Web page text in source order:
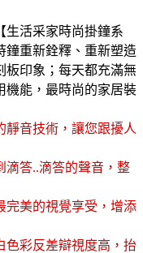
生活采家時尚掛鐘系
鐘重新銓釋、重新塑造
板印象；每天都充滿無
機能，最時尚的家居裝
音技術，讓您跟擾人
答..滴答的聲音，整
美的視覺享受，增添
彩反差辯視度高，抬